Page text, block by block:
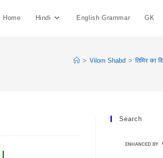
Home Hindi English Grammar GK
> Vilom Shabd > तिमिर का
Search